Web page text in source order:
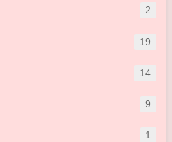
2
19
14
9
1